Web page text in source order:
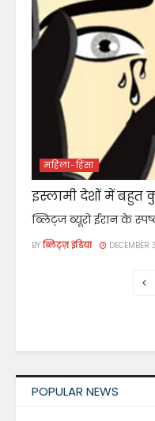
महिला-हिंसा
इस्लामी देशों में बहुत
ब्लिट्ज ब्यूरो ईरान के
BY ब्लिट्ज़ इंडिया
POPULAR NEWS